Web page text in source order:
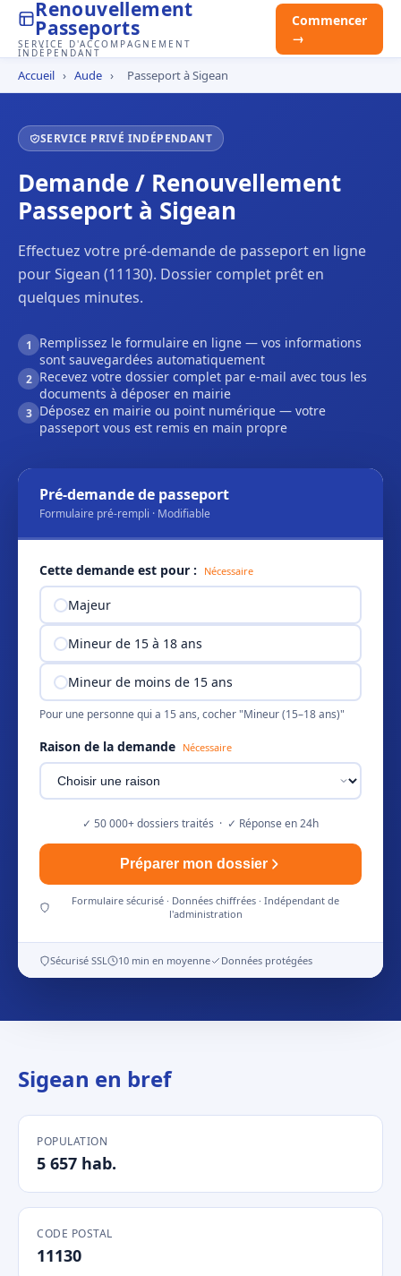
Renouvellement
Passeports
SERVICE D'ACCOMPAGNEMENT
INDÉPENDANT
Commencer
→
Accueil › Aude › Passeport à Sigean
SERVICE PRIVÉ INDÉPENDANT
Demande / Renouvellement
Passeport à Sigean
Effectuez votre pré-demande de passeport en ligne
pour Sigean (11130). Dossier complet prêt en
quelques minutes.
1
Remplissez le formulaire en ligne — vos informations
sont sauvegardées automatiquement
2 Recevez votre dossier complet par e-mail avec tous les
documents à déposer en mairie
3 Déposez en mairie ou point numérique — votre
passeport vous est remis en main propre
Pré-demande de passeport
Formulaire pré-rempli · Modifiable
Cette demande est pour : Nécessaire
Majeur
Mineur de 15 à 18 ans
Mineur de moins de 15 ans
Pour une personne qui a 15 ans, cocher "Mineur (15–18 ans)"
Raison de la demande Nécessaire
✓ 50 000+ dossiers traités · ✓ Réponse en 24h
Préparer mon dossier
Formulaire sécurisé · Données chiffrées · Indépendant de
l'administration
Sécurisé SSL 10 min en moyenne Données protégées
Sigean en bref
POPULATION
5 657 hab.
CODE POSTAL
11130